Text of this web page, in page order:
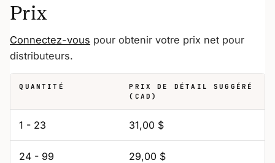
Prix
Connectez-vous pour obtenir votre prix net pour
distributeurs.
QUANTITÉ
PRIX DE DÉTAIL SUGGÉRÉ
(CAD)
1 - 23 31,00 $
24 - 99 29,00 $